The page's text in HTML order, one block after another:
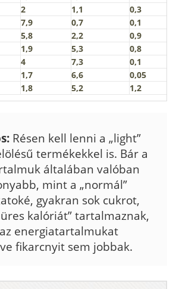
2 1,1
0,3
7,9 0,7
0,1
5,8 2,2
0,9
1,9 5,3
0,8
4 7,3
0,1
1,7 6,6
0,05
1,8 5,2 1,2
Résen kell lenni a „light”
termékekkel is. Bár a
általában valóban
mint a „normál”
gyakran sok cukrot,
kalóriát” tartalmaznak,
energiatartalmu­kat
fikarcnyit sem jobbak.